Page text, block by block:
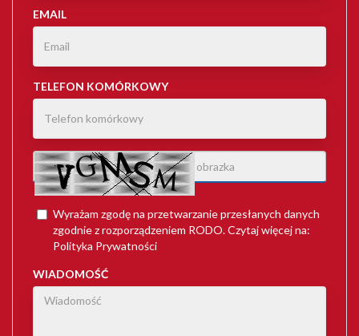
EMAIL
TELEFON KOMÓRKOWY
Wyrażam zgodę na przetwarzanie przesłanych danych
zgodnie z rozporządzeniem RODO. Czytaj więcej na:
Polityka Prywatności
WIADOMOŚĆ